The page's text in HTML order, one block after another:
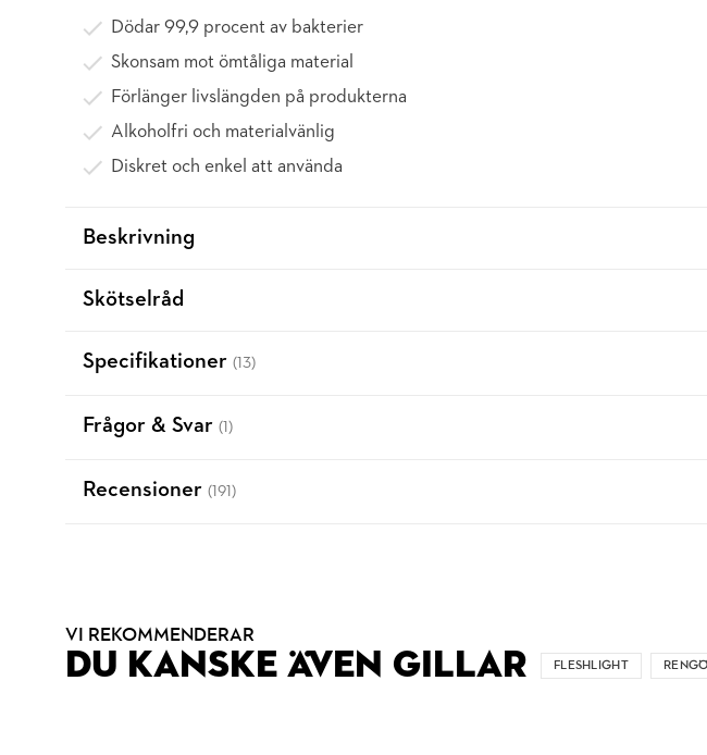
Dödar 99,9 procent av bakterier
Skonsam mot ömtåliga material
Förlänger livslängden på produkterna
Alkoholfri och materialvänlig
Diskret och enkel att använda
Beskrivning
Skötselråd
Specifikationer (13)
Frågor & Svar (1)
Recensioner (191)
VI REKOMMENDERAR
DU KANSKE ÄVEN GILLAR FLESHLIGHT